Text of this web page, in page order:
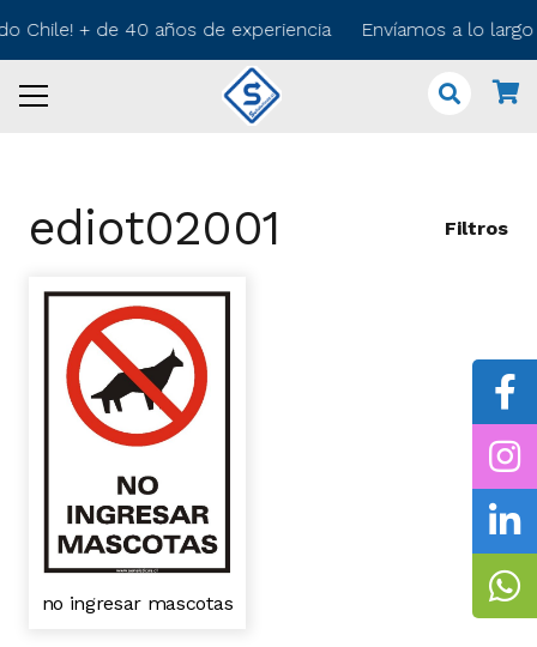
Chile! + de 40 años de experiencia Envíamos a lo
ediot02001 Filtros
no ingresar mascotas